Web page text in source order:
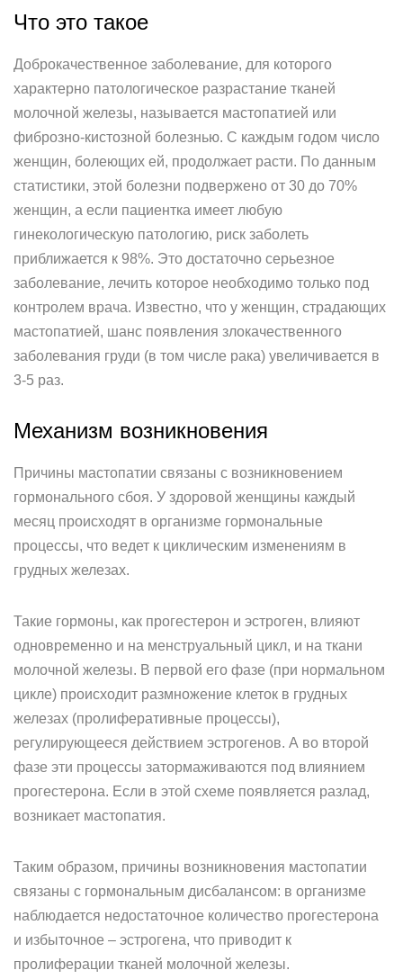
Что это такое
Доброкачественное заболевание, для которого
характерно патологическое разрастание тканей
молочной железы, называется мастопатией или
фиброзно-кистозной болезнью. С каждым годом число
женщин, болеющих ей, продолжает расти. По данным
статистики, этой болезни подвержено от 30 до 70%
женщин, а если пациентка имеет любую
гинекологическую патологию, риск заболеть
приближается к 98%. Это достаточно серьезное
заболевание, лечить которое необходимо только под
контролем врача. Известно, что у женщин, страдающих
мастопатией, шанс появления злокачественного
заболевания груди (в том числе рака) увеличивается в
3-5 раз.
Механизм возникновения
Причины мастопатии связаны с возникновением
гормонального сбоя. У здоровой женщины каждый
месяц происходят в организме гормональные
процессы, что ведет к циклическим изменениям в
грудных железах.
Такие гормоны, как прогестерон и эстроген, влияют
одновременно и на менструальный цикл, и на ткани
молочной железы. В первой его фазе (при нормальном
цикле) происходит размножение клеток в грудных
железах (пролиферативные процессы),
регулирующееся действием эстрогенов. А во второй
фазе эти процессы затормаживаются под влиянием
прогестерона. Если в этой схеме появляется разлад,
возникает мастопатия.
Таким образом, причины возникновения мастопатии
связаны с гормональным дисбалансом: в организме
наблюдается недостаточное количество прогестерона
и избыточное – эстрогена, что приводит к
пролиферации тканей молочной железы.